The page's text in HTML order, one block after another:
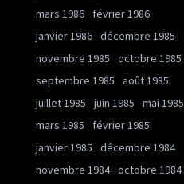
mars 1986
février 1986
janvier 1986 décembre 1985
novembre 1985
octobre 1985
septembre 1985
août 1985
juillet 1985
juin 1985
mai 1985
mars 1985
février 1985
janvier 1985
décembre 1984
novembre 1984 octobre 1984